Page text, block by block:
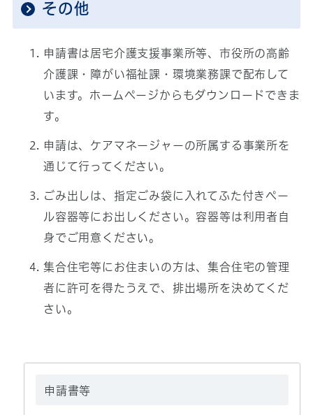
その他
申請書は居宅介護支援事業所等、市役所の高齢
介護課・障がい福祉課・環境業務課で配布して
います。ホームページからもダウンロードできま
す。
申請は、ケアマネージャーの所属する事業所を
通じて行ってください。
ごみ出しは、指定ごみ袋に入れてふた付きペー
ル容器等にお出しください。容器等は利用者自
身でご用意ください。
集合住宅等にお住まいの方は、集合住宅の管理
者に許可を得たうえで、排出場所を決めてくだ
さい。
申請書等